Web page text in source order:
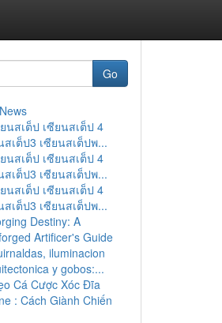
Go
นสเต็ป เซียนสเต็ป 4
สเต็ป3 เซียนสเต็ปพ...
นสเต็ป เซียนสเต็ป 4
สเต็ป3 เซียนสเต็ปพ...
นสเต็ป เซียนสเต็ป 4
สเต็ป3 เซียนสเต็ปพ...
Destiny: A
Artificer's Guide
iluminacion
y gobos:...
Cá Cược Xóc Đĩa
: Cách Giành Chiến